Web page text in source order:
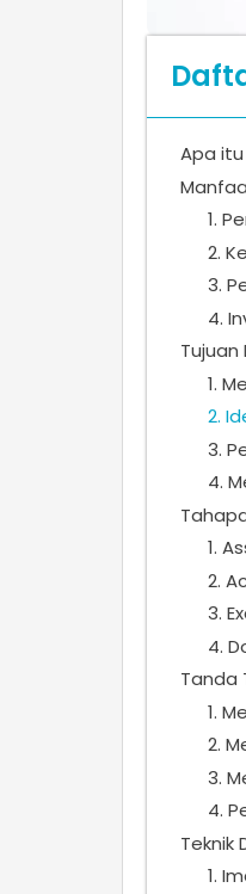
Apa itu
1.
2.
3.
4.
Tujuan
1.
2.
3.
4.
1.
2.
3.
4.
Tanda
1.
2.
3.
4.
Teknik
1.